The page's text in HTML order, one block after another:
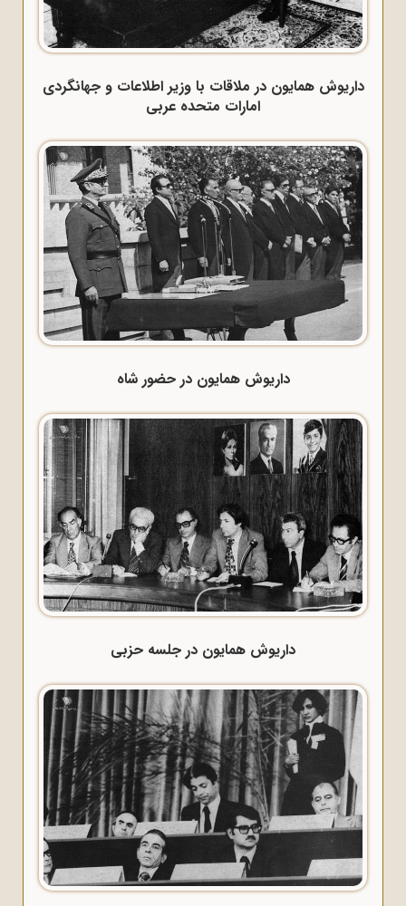
داریوش همایون در ملاقات با وزیر اطلاعات و جهانگردی
امارات متحده عربی
داریوش همایون در حضور شاه
داریوش همایون در جلسه حزبی